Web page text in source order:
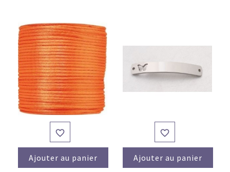

Ajouter au panier

Ajouter au panier